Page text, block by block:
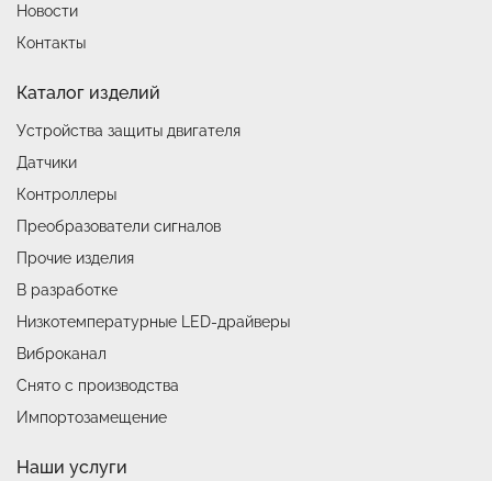
Новости
Контакты
Каталог изделий
Устройства защиты двигателя
Датчики
Контроллеры
Преобразователи сигналов
Прочие изделия
В разработке
Низкотемпературные LED-драйверы
Виброканал
Снято с производства
Импортозамещение
Наши услуги